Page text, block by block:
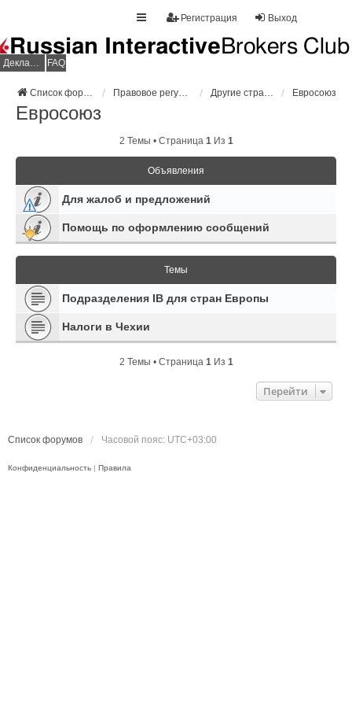
Выход
Регистрация
Декларация НДФЛ FAQ
Список форумов Правовое регулирование Другие страны Евросоюз
Евросоюз
2 Темы • Страница 1Из 1
Объявления
Для жалоб и предложений
Помощь по оформлению сообщений
Темы
Подразделения IB для стран Европы
Налоги в Чехии
2 Темы • Страница 1Из 1
Перейти
Список форумов Часовой пояс: UTC+03:00
Конфиденциальность | Правила